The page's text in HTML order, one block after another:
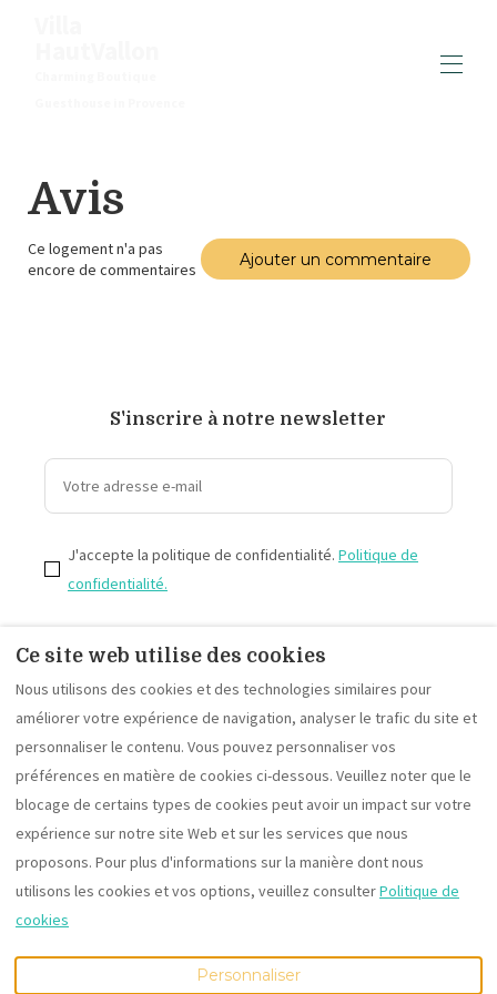
Plan
Tarifs
Disponibilités
Avis
Ce logement n'a pas
encore de commentaires
Ajouter un commentaire
S'inscrire à notre newsletter
J'accepte la politique de confidentialité. Politique de
confidentialité.
S'inscrire
Conditions d'annulation Villa Hautvallon
Nos partenaires
Français
783 route de murs, Gordes,
©2026 Villa HautVallon
Ce site web utilise des cookies
Nous utilisons des cookies et des technologies similaires pour
améliorer votre expérience de navigation, analyser le trafic du site et
personnaliser le contenu. Vous pouvez personnaliser vos
préférences en matière de cookies ci-dessous. Veuillez noter que le
blocage de certains types de cookies peut avoir un impact sur votre
expérience sur notre site Web et sur les services que nous
proposons. Pour plus d'informations sur la manière dont nous
utilisons les cookies et vos options, veuillez consulterPolitique de
cookies
Personnaliser